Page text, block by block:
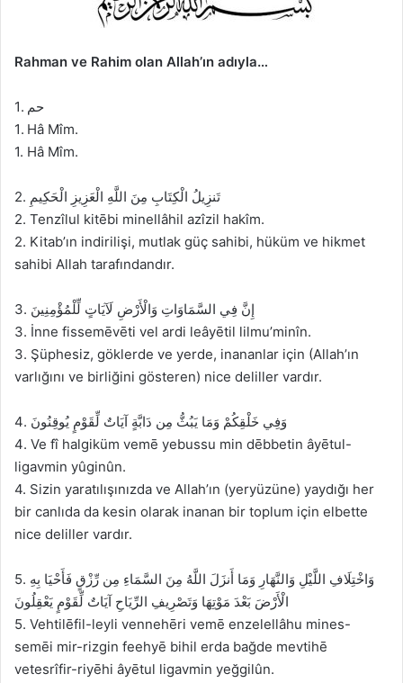
Rahman ve Rahim olan Allah’ın adıyla…
1. حم
1. Hâ Mîm.
1. Hâ Mîm.
2. تَنزِيلُ الْكِتَابِ مِنَ اللَّهِ الْعَزِيزِ الْحَكِيمِ
2. Tenzîlul kitēbi minellâhil azîzil hakîm.
2. Kitab’ın indirilişi, mutlak güç sahibi, hüküm ve hikmet
sahibi Allah tarafındandır.
3. إِنَّ فِي السَّمَاوَاتِ وَالْأَرْضِ لَآيَاتٍ لِّلْمُؤْمِنِينَ
3. İnne fissemēvēti vel ardi leâyētil lilmu’minîn.
3. Şüphesiz, göklerde ve yerde, inananlar için (Allah’ın
varlığını ve birliğini gösteren) nice deliller vardır.
4. وَفِي خَلْقِكُمْ وَمَا يَبُثُّ مِن دَابَّةٍ آيَاتٌ لِّقَوْمٍ يُوقِنُونَ
4. Ve fî halgiküm vemē yebussu min dēbbetin âyētul-
ligavmin yûginûn.
4. Sizin yaratılışınızda ve Allah’ın (yeryüzüne) yaydığı her
bir canlıda da kesin olarak inanan bir toplum için elbette
nice deliller vardır.
5. وَاخْتِلَافِ اللَّيْلِ وَالنَّهَارِ وَمَا أَنزَلَ اللَّهُ مِنَ السَّمَاءِ مِن رِّزْقٍ فَأَحْيَا بِهِ
الْأَرْضَ بَعْدَ مَوْتِهَا وَتَصْرِيفِ الرِّيَاحِ آيَاتٌ لِّقَوْمٍ يَعْقِلُونَ
5. Vehtilēfil-leyli vennehēri vemē enzelellâhu mines-
semēi mir-rizgin feehyē bihil erda bağde mevtihē
vetesrîfir-riyēhi âyētul ligavmin yeğgilûn.